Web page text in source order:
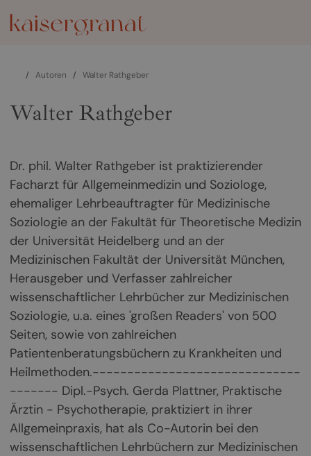
/ Autoren / Walter Rathgeber
Walter Rathgeber
Dr. phil. Walter Rathgeber ist praktizierender
Facharzt für Allgemeinmedizin und Soziologe,
ehemaliger Lehrbeauftragter für Medizinische
Soziologie an der Fakultät für Theoretische Medizin
der Universität Heidelberg und an der
Medizinischen Fakultät der Universität München,
Herausgeber und Verfasser zahlreicher
wissenschaftlicher Lehrbücher zur Medizinischen
Soziologie, u.a. eines 'großen Readers' von 500
Seiten, sowie von zahlreichen
Patientenberatungsbüchern zu Krankheiten und
Heilmethoden.------------------------------
------- Dipl.-Psych. Gerda Plattner, Praktische
Ärztin - Psychotherapie, praktiziert in ihrer
Allgemeinpraxis, hat als Co-Autorin bei den
wissenschaftlichen Lehrbüchern zur Medizinischen